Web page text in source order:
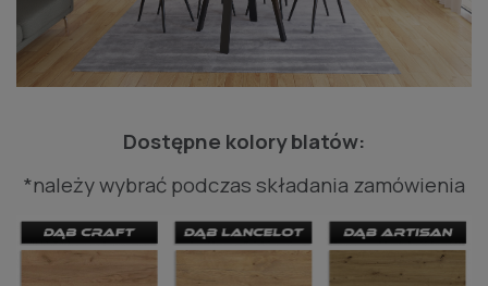
Dostępne kolory blatów:
*należy wybrać podczas składania zamówienia